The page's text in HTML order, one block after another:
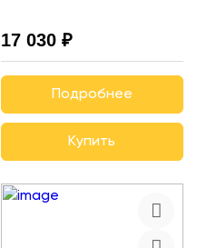
17 030 ₽
Подробнее
Купить